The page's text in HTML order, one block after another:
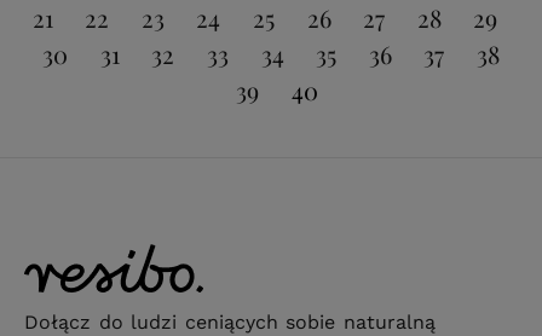
21
22 23 24 25 26 27 28
29
30
31 32 33 34 35 36 37
38
39
40
Dołącz do ludzi ceniących sobie naturalną